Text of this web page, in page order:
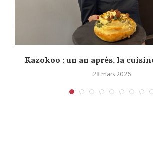
Kazokoo : un an après, la
28 mars 2026